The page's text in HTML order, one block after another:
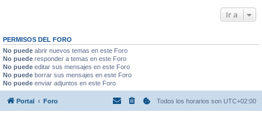
Ir a
PERMISOS DEL FORO
No puede abrir nuevos temas en este Foro
No puede responder a temas en este Foro
No puede editar sus mensajes en este Foro
No puede borrar sus mensajes en este Foro
No puede enviar adjuntos en este Foro
Portal Foro Todos los horarios son UTC+02:00